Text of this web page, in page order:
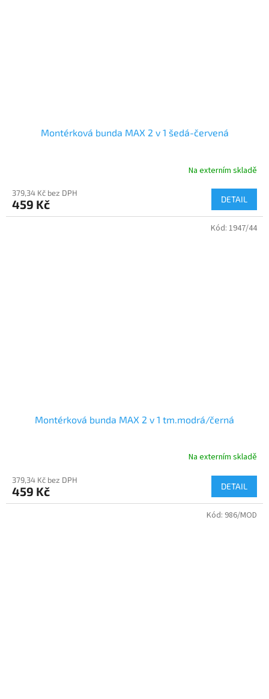
Montérková bunda MAX 2 v 1 šedá-červená
Na externím skladě
379,34 Kč bez DPH
459 Kč DETAIL
Montérková bunda MAX 2 v 1 tm.modrá/černá
Na externím skladě
379,34 Kč bez DPH
459 Kč DETAIL
Kód: 1947/44
Kód: 986/MOD